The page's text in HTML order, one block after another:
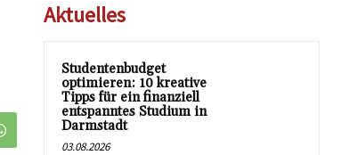
Aktuelles
Studentenbudget
optimieren: 10 kreative
Tipps für ein finanziell
entspanntes Studium in
Darmstadt
03.08.2026